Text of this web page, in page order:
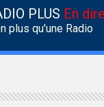
PLUS En
plus qu'une Radio